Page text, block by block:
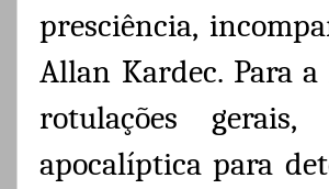
presciência,
Allan Kardec. Para
rotulações
apocalíptica para